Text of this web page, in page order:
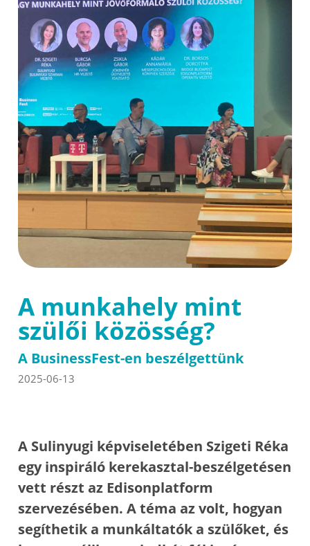
A munkahely mint
szülői közösség?
A BusinessFest-en beszélgettünk
2025-06-13
A Sulinyugi képviseletében Szigeti Réka
egy inspiráló kerekasztal-beszélgetésen
vett részt az Edisonplatform
szervezésében. A téma az volt, hogyan
segíthetik a munkáltatók a szülőket, és